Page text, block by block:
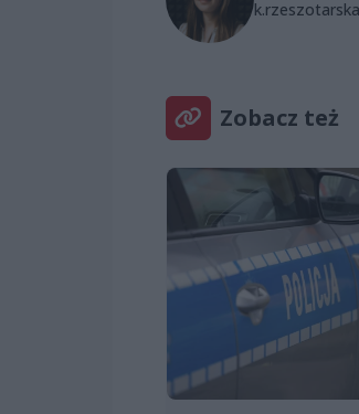
Zobacz też